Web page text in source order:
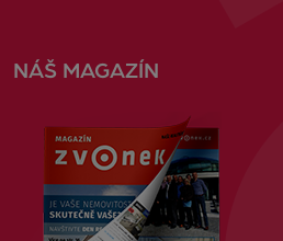
NÁŠ MAGAZÍN